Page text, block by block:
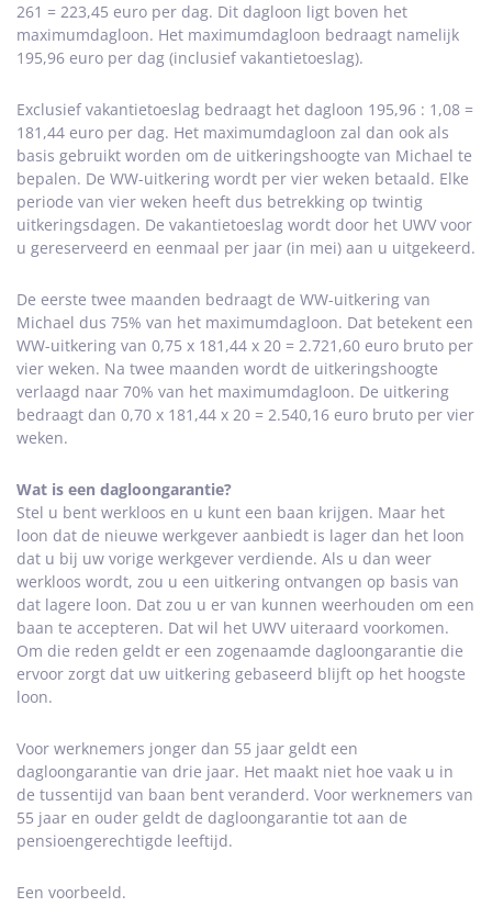
261 = 223,45 euro per dag. Dit dagloon ligt boven het
maximumdagloon. Het maximumdagloon bedraagt namelijk
195,96 euro per dag (inclusief vakantietoeslag).
Exclusief vakantietoeslag bedraagt het dagloon 195,96 : 1,08 =
181,44 euro per dag. Het maximumdagloon zal dan ook als
basis gebruikt worden om de uitkeringshoogte van Michael te
bepalen. De WW-uitkering wordt per vier weken betaald. Elke
periode van vier weken heeft dus betrekking op twintig
uitkeringsdagen. De vakantietoeslag wordt door het UWV voor
u gereserveerd en eenmaal per jaar (in mei) aan u uitgekeerd.
De eerste twee maanden bedraagt de WW-uitkering van
Michael dus 75% van het maximumdagloon. Dat betekent een
WW-uitkering van 0,75 x 181,44 x 20 = 2.721,60 euro bruto per
vier weken. Na twee maanden wordt de uitkeringshoogte
verlaagd naar 70% van het maximumdagloon. De uitkering
bedraagt dan 0,70 x 181,44 x 20 = 2.540,16 euro bruto per vier
weken.
Wat is een dagloongarantie?
Stel u bent werkloos en u kunt een baan krijgen. Maar het
loon dat de nieuwe werkgever aanbiedt is lager dan het loon
dat u bij uw vorige werkgever verdiende. Als u dan weer
werkloos wordt, zou u een uitkering ontvangen op basis van
dat lagere loon. Dat zou u er van kunnen weerhouden om een
baan te accepteren. Dat wil het UWV uiteraard voorkomen.
Om die reden geldt er een zogenaamde dagloongarantie die
ervoor zorgt dat uw uitkering gebaseerd blijft op het hoogste
loon.
Voor werknemers jonger dan 55 jaar geldt een
dagloongarantie van drie jaar. Het maakt niet hoe vaak u in
de tussentijd van baan bent veranderd. Voor werknemers van
55 jaar en ouder geldt de dagloongarantie tot aan de
pensioengerechtigde leeftijd.
Een voorbeeld.